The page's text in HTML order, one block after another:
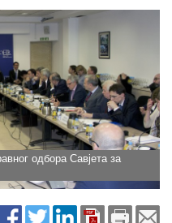
одбора Савјета за